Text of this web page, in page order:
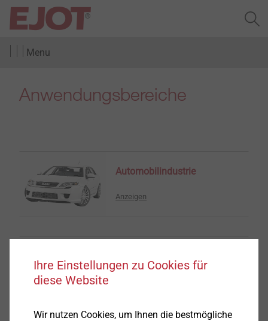
Menu
Anwendungsbereiche
Automobilindustrie
Anzeigen
Medizintechnik
Ihre Einstellungen zu Cookies für
diese Website
Wir nutzen Cookies, um Ihnen die bestmögliche